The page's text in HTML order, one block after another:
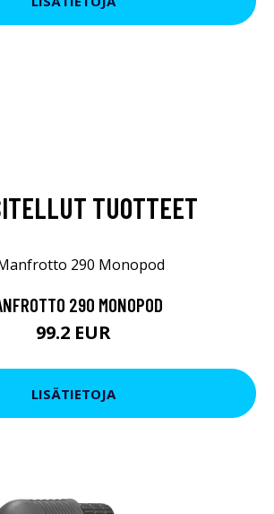
TUOTTEET
290 MONOPOD
99.2 EUR
LISÄTIETOJA